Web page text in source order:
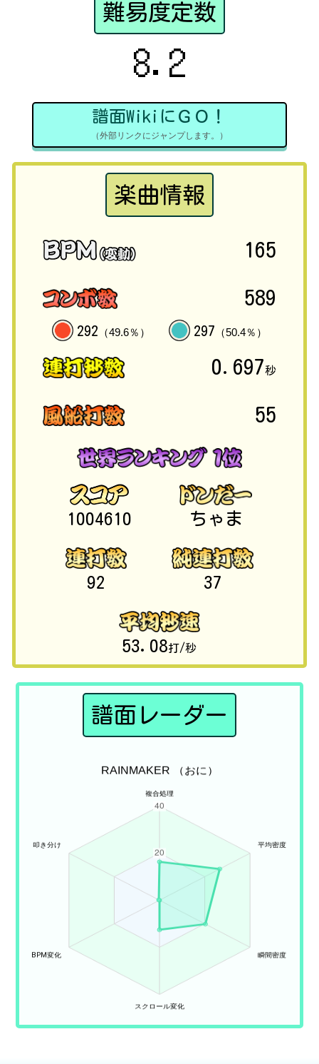
難易度定数
8.2
譜面WikiにＧＯ！
（外部リンクにジャンプします。）
楽曲情報
165
589
292 （49.6％） 297 （50.4％）
0.697秒
55
1004610 ちゃま
92 37
53.08打/秒
譜面レーダー